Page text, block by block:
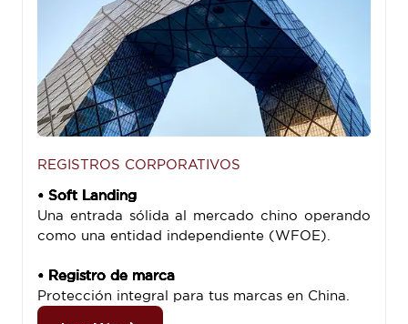
REGISTROS CORPORATIVOS
• Soft Landing
Una entrada sólida al mercado chino operando
como una entidad independiente (WFOE).
• Registro de marca
Protección integral para tus marcas en China.